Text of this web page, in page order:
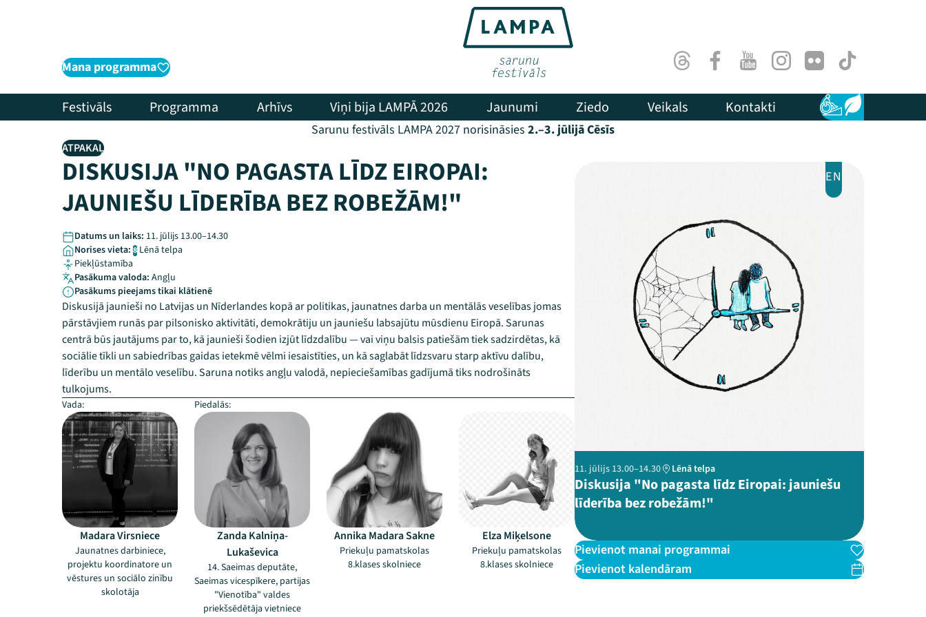
Mana programma ThreadsFacebookYoutubeInstagram
Flick TikTok
Festivāls Programma Arhīvs Viņi bija LAMPĀ 2026 Jaunumi Ziedo Veikals Kontakti Pieejamība
Ilgtspēja
Sarunu festivāls LAMPA 2027 norisināsies 2.–3. jūlijā Cēsīs
ATPAKAĻ
DISKUSIJA "NO PAGASTA LĪDZ EIROPAI:
JAUNIEŠU LĪDERĪBA BEZ ROBEŽĀM!"
Datums un laiks: 11. jūlijs 13.00–14.30
Norises vieta: 8 Lēnā telpa
Piekļūstamība
Pasākuma valoda: Angļu
Pasākums pieejams tikai klātienē
Diskusijā jaunieši no Latvijas un Nīderlandes kopā ar politikas, jaunatnes darba un mentālās veselības jomas
pārstāvjiem runās par pilsonisko aktivitāti, demokrātiju un jauniešu labsajūtu mūsdienu Eiropā. Sarunas
centrā būs jautājums par to, kā jaunieši šodien izjūt līdzdalību — vai viņu balsis patiešām tiek sadzirdētas, kā
sociālie tīkli un sabiedrības gaidas ietekmē vēlmi iesaistīties, un kā saglabāt līdzsvaru starp aktīvu dalību,
līderību un mentālo veselību. Saruna notiks angļu valodā, nepieciešamības gadījumā tiks nodrošināts
tulkojums.
Vada:
Madara Virsniece
Jaunatnes darbiniece,
projektu koordinatore un
vēstures un sociālo zinību
skolotāja
Piedalās:
Zanda Kalniņa-
Lukaševica
14. Saeimas deputāte,
Saeimas vicespīkere, partijas
"Vienotība" valdes
priekšsēdētāja vietniece
Annika Madara Sakne
Priekuļu pamatskolas
8.klases skolniece
Elza Miķelsone
Priekuļu pamatskolas
8.klases skolniece
EN
11. jūlijs 13.00–14.30 Lēnā telpa
Diskusija "No pagasta līdz Eiropai: jauniešu
līderība bez robežām!"
Pievienot manai programmai
Pievienot kalendāram